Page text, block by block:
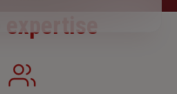
expertise